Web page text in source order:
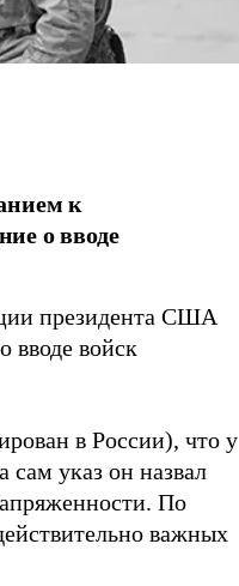
к
о вводе
президента США
вводе войск
в России), что у
указ он назвал
По
важных